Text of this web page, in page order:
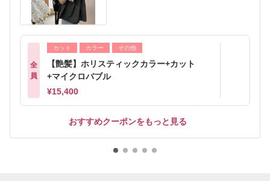
全
員
カット カラー その他
【艶髪】ホリスティックカラー+カット
+マイクロバブル
¥15,400
おすすめクーポンをもっと見る